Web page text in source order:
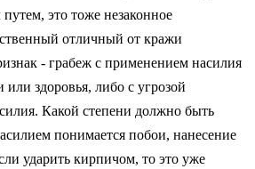
это тоже незаконное
отличный от кражи
- грабеж с применением насилия
здоровья, либо с угрозой
Какой степени должно быть
понимается побои, нанесение
ударить кирпичом, то это уже